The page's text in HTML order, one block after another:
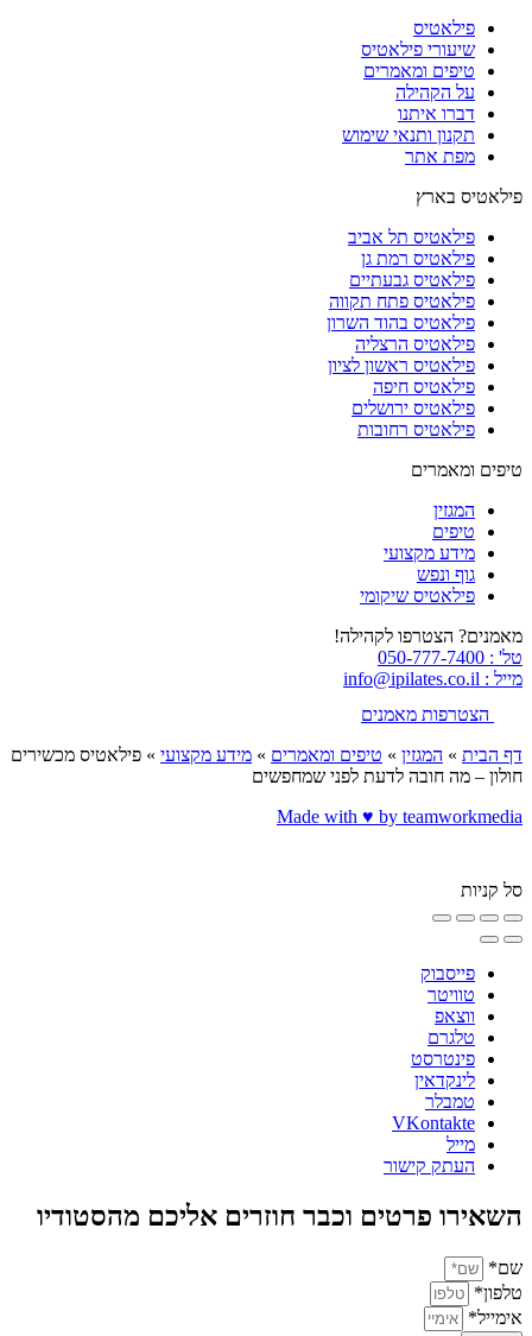
פילאטיס
שיעורי פילאטיס
טיפים ומאמרים
על הקהילה
דברו איתנו
תקנון ותנאי שימוש
מפת אתר
פילאטיס בארץ
פילאטיס תל אביב
פילאטיס רמת גן
פילאטיס גבעתיים
פילאטיס פתח תקווה
פילאטיס בהוד השרון
פילאטיס הרצליה
פילאטיס ראשון לציון
פילאטיס חיפה
פילאטיס ירושלים
פילאטיס רחובות
טיפים ומאמרים
המגזין
טיפים
מידע מקצועי
גוף ונפש
פילאטיס שיקומי
מאמנים? הצטרפו לקהילה!
טל' : 050-777-7400
מייל : info@ipilates.co.il
הצטרפות מאמנים
דף הבית » המגזין » טיפים ומאמרים » מידע מקצועי » פילאטיס מכשירים
חולון – מה חובה לדעת לפני שמחפשים
Made with ♥️ by teamworkmedia
סל קניות
פייסבוק
טוויטר
ווצאפ
טלגרם
פינטרסט
לינקדאין
טמבלר
VKontakte
מייל
העתק קישור
השאירו פרטים וכבר חוזרים אליכם מהסטודיו
שם*
טלפון*
אימייל*